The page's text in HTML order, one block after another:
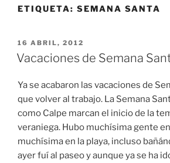
ETIQUETA: SEMANA SANTA
PUBLICADO
EL
16 ABRIL, 2012
Vacaciones de Semana
Ya se acabaron las vacaciones de
que volver al trabajo. La Semana
como Calpe marcan el inicio de la
veraniega. Hubo muchísima gente
muchísima en la playa, incluso
ayer fuí al paseo y aunque ya se ha